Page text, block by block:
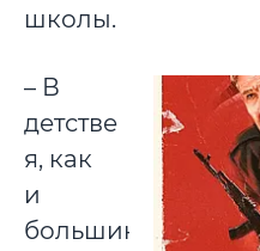
школы.
– В
детстве
я, как
и
большинство